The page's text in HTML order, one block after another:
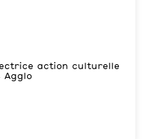
action culturelle
Agglo